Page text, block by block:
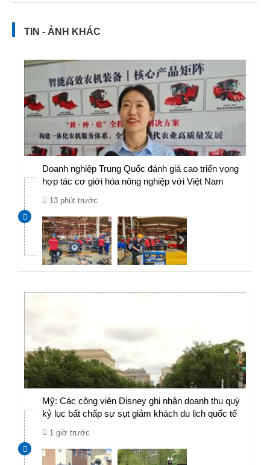
TIN - ẢNH KHÁC
Doanh nghiệp Trung Quốc đánh giá cao triển vọng
hợp tác cơ giới hóa nông nghiệp với Việt Nam
13 phút trước
Mỹ: Các công viên Disney ghi nhận doanh thu quý
kỷ lục bất chấp sự sụt giảm khách du lịch quốc tế
1 giờ trước